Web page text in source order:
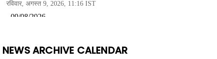
NEWS ARCHIVE CALENDAR